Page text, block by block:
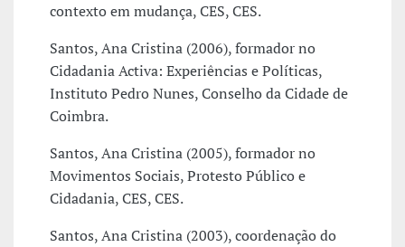
contexto em mudança, CES, CES.
Santos, Ana Cristina (2006), formador no
Cidadania Activa: Experiências e Políticas,
Instituto Pedro Nunes, Conselho da Cidade de
Coimbra.
Santos, Ana Cristina (2005), formador no
Movimentos Sociais, Protesto Público e
Cidadania, CES, CES.
Santos, Ana Cristina (2003), coordenação do